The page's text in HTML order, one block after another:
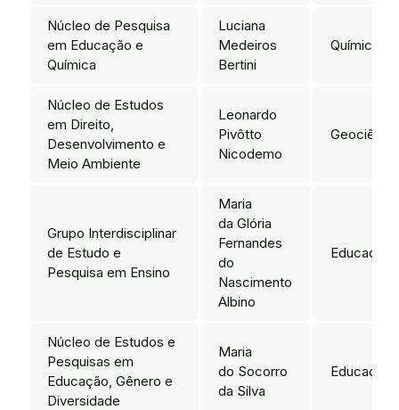
Núcleo de Pesquisa
em Educação e
Química
Luciana
Medeiros
Bertini
Química
Núcleo de Estudos
em Direito,
Desenvolvimento e
Meio Ambiente
Leonardo
Pivôtto
Nicodemo
Grupo Interdisciplinar
de Estudo e
Pesquisa em Ensino
Maria
da Glória
Fernandes
do
Nascimento
Albino
Educação
Núcleo de Estudos e
Pesquisas em
Educação, Gênero e
Diversidade
Maria
do Socorro
da Silva
Educação